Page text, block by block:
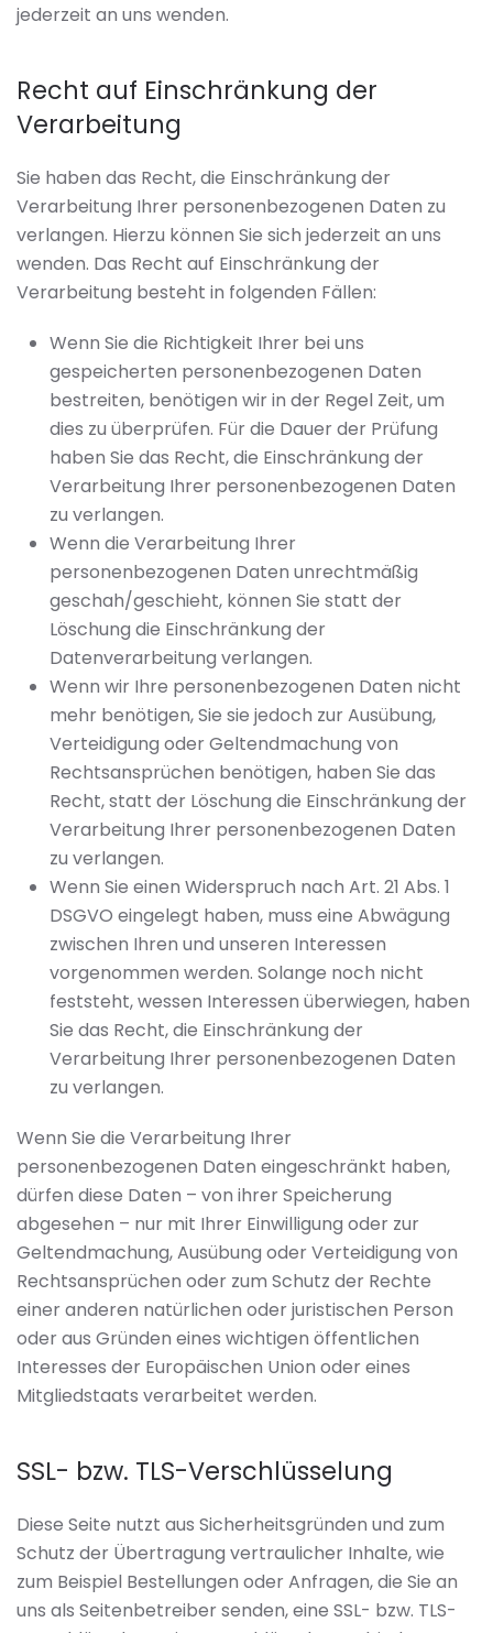
jederzeit an uns wenden.
Recht auf Einschränkung der
Verarbeitung
Sie haben das Recht, die Einschränkung der
Verarbeitung Ihrer personenbezogenen Daten zu
verlangen. Hierzu können Sie sich jederzeit an uns
wenden. Das Recht auf Einschränkung der
Verarbeitung besteht in folgenden Fällen:
Wenn Sie die Richtigkeit Ihrer bei uns
gespeicherten personenbezogenen Daten
bestreiten, benötigen wir in der Regel Zeit, um
dies zu überprüfen. Für die Dauer der Prüfung
haben Sie das Recht, die Einschränkung der
Verarbeitung Ihrer personenbezogenen Daten
zu verlangen.
Wenn die Verarbeitung Ihrer
personenbezogenen Daten unrechtmäßig
geschah/geschieht, können Sie statt der
Löschung die Einschränkung der
Datenverarbeitung verlangen.
Wenn wir Ihre personenbezogenen Daten nicht
mehr benötigen, Sie sie jedoch zur Ausübung,
Verteidigung oder Geltendmachung von
Rechtsansprüchen benötigen, haben Sie das
Recht, statt der Löschung die Einschränkung der
Verarbeitung Ihrer personenbezogenen Daten
zu verlangen.
Wenn Sie einen Widerspruch nach Art. 21 Abs. 1
DSGVO eingelegt haben, muss eine Abwägung
zwischen Ihren und unseren Interessen
vorgenommen werden. Solange noch nicht
feststeht, wessen Interessen überwiegen, haben
Sie das Recht, die Einschränkung der
Verarbeitung Ihrer personenbezogenen Daten
zu verlangen.
Wenn Sie die Verarbeitung Ihrer
personenbezogenen Daten eingeschränkt haben,
dürfen diese Daten – von ihrer Speicherung
abgesehen – nur mit Ihrer Einwilligung oder zur
Geltendmachung, Ausübung oder Verteidigung von
Rechtsansprüchen oder zum Schutz der Rechte
einer anderen natürlichen oder juristischen Person
oder aus Gründen eines wichtigen öffentlichen
Interesses der Europäischen Union oder eines
Mitgliedstaats verarbeitet werden.
SSL- bzw. TLS-Verschlüsselung
Diese Seite nutzt aus Sicherheitsgründen und zum
Schutz der Übertragung vertraulicher Inhalte, wie
zum Beispiel Bestellungen oder Anfragen, die Sie an
uns als Seitenbetreiber senden, eine SSL- bzw. TLS-